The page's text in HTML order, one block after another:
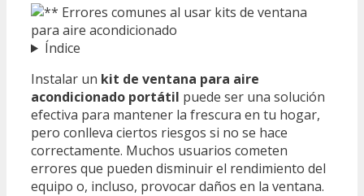
Índice
Instalar un kit de ventana para aire
acondicionado portátil puede ser una solución
efectiva para mantener la frescura en tu hogar,
pero conlleva ciertos riesgos si no se hace
correctamente. Muchos usuarios cometen
errores que pueden disminuir el rendimiento del
equipo o, incluso, provocar daños en la ventana.